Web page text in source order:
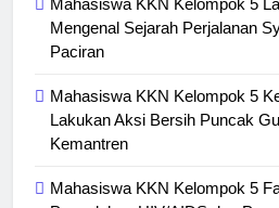
Mengenal Sejarah Perjalanan
Paciran
Mahasiswa KKN Kelompok 5
Lakukan Aksi Bersih Puncak
Kemantren
Mahasiswa KKN Kelompok 5